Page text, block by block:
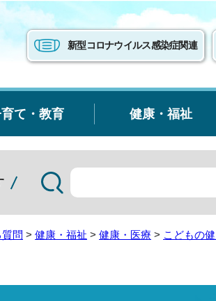
新型コロナウイルス感染症関連
て・教育 健康・福祉
問 > 健康・福祉 > 健康・医療 > こどもの